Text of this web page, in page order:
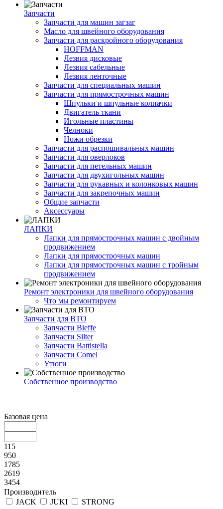
Запчасти
Запчасти для машин загзаг
Масло для швейного оборудования
Запчасти для раскройного оборудования
HOFFMAN
Лезвия дисковые
Лезвия сабельные
Лезвия ленточные
Запчасти для специальных машин
Запчасти для прямострочных машин
Шпульки и шпульные колпачки
Двигатель ткани
Игольные пластины
Челноки
Ножи обрезки
Запчасти для распошивальных машин
Запчасти для оверлоков
Запчасти для петельных машин
Запчасти для двухигольных машин
Запчасти для рукавных и колонковых машин
Запчасти для закрепочных машин
Общие запчасти
Аксессуары
ЛАПКИ
Лапки для прямострочных машин с двойным
продвижением
Лапки для прямострочных машин
Лапки для прямострочных машин с тройным
продвижением
Ремонт электроники для швейного оборудования
Что мы ремонтируем
Запчасти для ВТО
Запчасти Bieffe
Запчасти Silter
Запчасти Battistella
Запчасти Comel
Утюги
Собственное производство
Базовая цена
115
950
1785
2619
3454
Производитель
JACK
JUKI STRONG